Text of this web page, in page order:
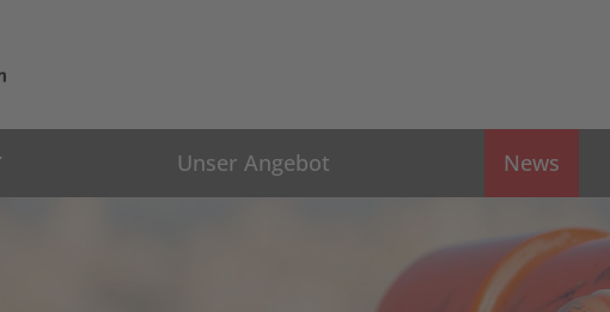
Unser Angebot News